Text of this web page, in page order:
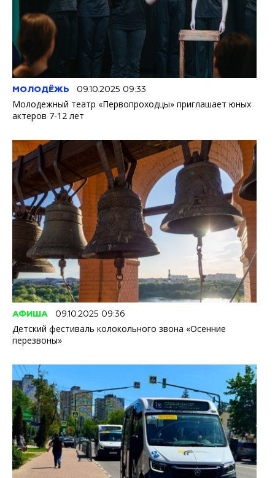
МОЛОДЁЖЬ 09.10.2025 09:33
Молодежный театр «Первопроходцы» приглашает юных
актеров 7-12 лет
АФИША 09.10.2025 09:36
Детский фестиваль колокольного звона «Осенние
перезвоны»